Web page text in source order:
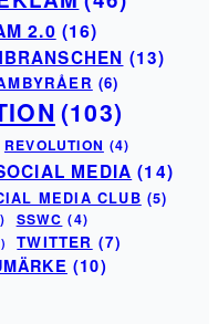
2.0 (16)
(13)
(6)
(103)
REVOLUTION (4)
MEDIA (14)
MEDIA CLUB (5)
SSWC (4)
TWITTER (7)
(10)